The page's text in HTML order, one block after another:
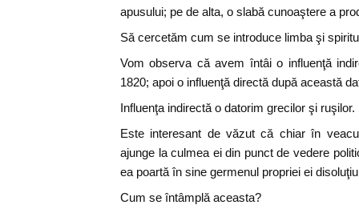
apusului; pe de alta, o slabă cunoaştere a
Să cercetăm cum se introduce limba şi
Vom observa că avem întâi o influenţă
1820; apoi o influenţă directă după această
Influenţa indirectă o datorim grecilor şi ruşilor.
Este interesant de văzut că chiar în
ajunge la culmea ei din punct de vedere
ea poartă în sine germenul propriei ei
Cum se întâmplă aceasta?